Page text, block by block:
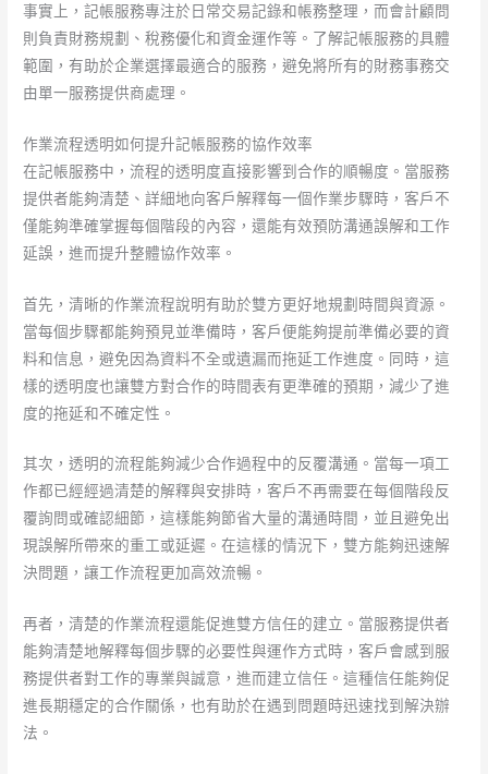
事實上，記帳服務專注於日常交易記錄和帳務整理，而會計顧問
則負責財務規劃、稅務優化和資金運作等。了解記帳服務的具體
範圍，有助於企業選擇最適合的服務，避免將所有的財務事務交
由單一服務提供商處理。
作業流程透明如何提升記帳服務的協作效率
在記帳服務中，流程的透明度直接影響到合作的順暢度。當服務
提供者能夠清楚、詳細地向客戶解釋每一個作業步驟時，客戶不
僅能夠準確掌握每個階段的內容，還能有效預防溝通誤解和工作
延誤，進而提升整體協作效率。
首先，清晰的作業流程說明有助於雙方更好地規劃時間與資源。
當每個步驟都能夠預見並準備時，客戶便能夠提前準備必要的資
料和信息，避免因為資料不全或遺漏而拖延工作進度。同時，這
樣的透明度也讓雙方對合作的時間表有更準確的預期，減少了進
度的拖延和不確定性。
其次，透明的流程能夠減少合作過程中的反覆溝通。當每一項工
作都已經經過清楚的解釋與安排時，客戶不再需要在每個階段反
覆詢問或確認細節，這樣能夠節省大量的溝通時間，並且避免出
現誤解所帶來的重工或延遲。在這樣的情況下，雙方能夠迅速解
決問題，讓工作流程更加高效流暢。
再者，清楚的作業流程還能促進雙方信任的建立。當服務提供者
能夠清楚地解釋每個步驟的必要性與運作方式時，客戶會感到服
務提供者對工作的專業與誠意，進而建立信任。這種信任能夠促
進長期穩定的合作關係，也有助於在遇到問題時迅速找到解決辦
法。